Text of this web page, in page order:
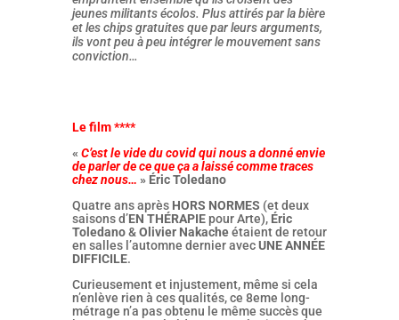
jeunes militants écolos. Plus attirés par la bière
et les chips gratuites que par leurs arguments,
ils vont peu à peu intégrer le mouvement sans
conviction…
Le film ****
« C’est le vide du covid qui nous a donné envie
de parler de ce que ça a laissé comme traces
chez nous… » Éric Toledano
Quatre ans après HORS NORMES (et deux
saisons d’EN THÉRAPIE pour Arte), Éric
Toledano&Olivier Nakacheétaient de retour
en salles l’automne dernier avecUNE ANNÉE
DIFFICILE.
Curieusement et injustement, même si cela
n’enlève rien à ces qualités, ce 8eme long-
métrage n’a pas obtenu le même succès que